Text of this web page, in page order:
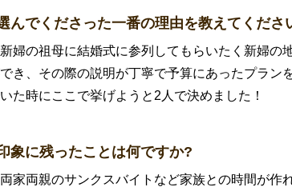
んでくださった一番の理由を教えてくださ
婦の祖母に結婚式に参列してもらいたく新婦の
き、その際の説明が丁寧で予算にあったプラン
た時にここで挙げようと2人で決めました！
象に残ったことは何ですか?
家両親のサンクスバイトなど家族との時間が作